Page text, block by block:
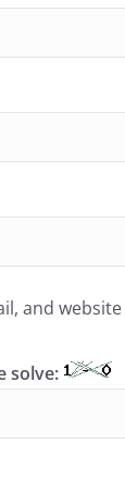
and
solve: